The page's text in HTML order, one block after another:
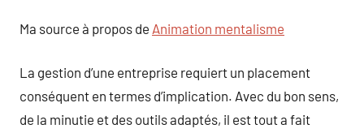
Ma source à propos de Animation mentalisme
La gestion d’une entreprise requiert un placement
conséquent en termes d’implication. Avec du bon sens,
de la minutie et des outils adaptés, il est tout a fait